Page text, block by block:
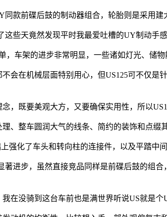
前碟后鼓的制动器组合，轮胎则是采用建
天竟然发现平时我最爱吐槽的UY制动手感
架的进步非常明显，一些诸如灯光、储物
在机械层面特别用心，但US125可不仅是
既要美观大方，又要确保实用性，所以
整车圆润大气的线条、简约的装饰和点缀
化了车头和转向柱的连接件，以及平踏中间
步，虽然直接竞品同样是前碟后鼓的组合
没骑到这台车前也是满世界听说US就是个